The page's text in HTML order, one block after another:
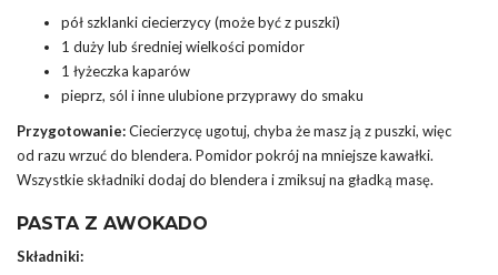
pół szklanki ciecierzycy (może być z puszki)
1 duży lub średniej wielkości pomidor
1 łyżeczka kaparów
pieprz, sól i inne ulubione przyprawy do smaku
Przygotowanie:Ciecierzycę ugotuj, chyba że masz ją z puszki, więc
od razu wrzuć do blendera. Pomidor pokrój na mniejsze kawałki.
Wszystkie składniki dodaj do blendera i zmiksuj na gładką masę.
PASTA Z AWOKADO
Składniki: